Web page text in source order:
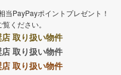
当PayPayポイントプレゼント！
覧ください。
取り扱い物件
取り扱い物件
取り扱い物件